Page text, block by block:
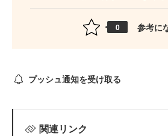
0 参考に
プッシュ通知を受け取る
関連リンク